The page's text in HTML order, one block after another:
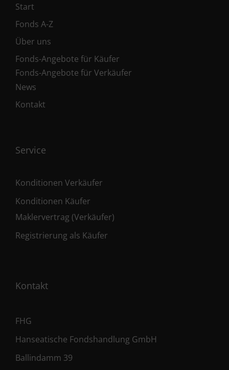
Start
Fonds A-Z
Über uns
Fonds-Angebote für Käufer
Fonds-Angebote für Verkäufer
News
Kontakt
Service
Konditionen Verkäufer
Konditionen Käufer
Maklervertrag (Verkäufer)
Registrierung als Käufer
Kontakt
FHG
Hanseatische Fondshandlung GmbH
Ballindamm 39